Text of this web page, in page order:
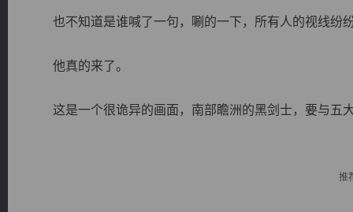
也不知道是谁喊了一句，唰的一下，所有人的视线纷
他真的来了。
这是一个很诡异的画面，南部瞻洲的黑剑士，要与五
推